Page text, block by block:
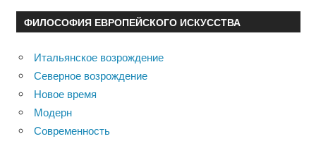
ФИЛОСОФИЯ ЕВРОПЕЙСКОГО ИСКУССТВА
Итальянское возрождение
Северное возрождение
Новое время
Модерн
Современность